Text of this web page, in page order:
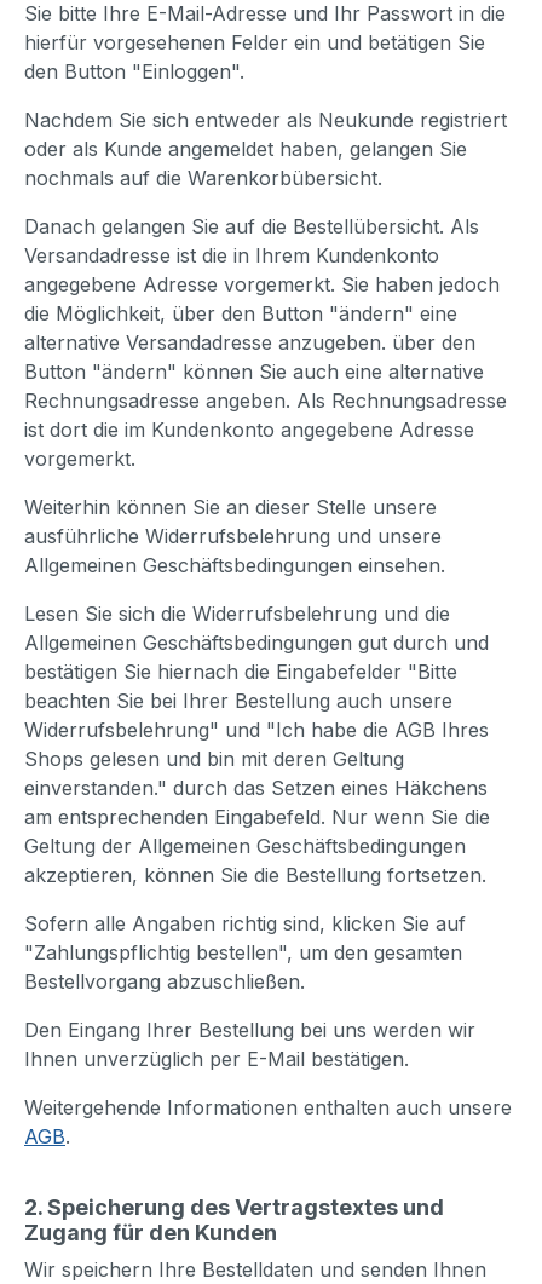
Sie bitte Ihre E-Mail-Adresse und Ihr Passwort in die
hierfür vorgesehenen Felder ein und betätigen Sie
den Button "Einloggen".
Nachdem Sie sich entweder als Neukunde registriert
oder als Kunde angemeldet haben, gelangen Sie
nochmals auf die Warenkorbübersicht.
Danach gelangen Sie auf die Bestellübersicht. Als
Versandadresse ist die in Ihrem Kundenkonto
angegebene Adresse vorgemerkt. Sie haben jedoch
die Möglichkeit, über den Button "ändern" eine
alternative Versandadresse anzugeben. über den
Button "ändern" können Sie auch eine alternative
Rechnungsadresse angeben. Als Rechnungsadresse
ist dort die im Kundenkonto angegebene Adresse
vorgemerkt.
Weiterhin können Sie an dieser Stelle unsere
ausführliche Widerrufsbelehrung und unsere
Allgemeinen Geschäftsbedingungen einsehen.
Lesen Sie sich die Widerrufsbelehrung und die
Allgemeinen Geschäftsbedingungen gut durch und
bestätigen Sie hiernach die Eingabefelder "Bitte
beachten Sie bei Ihrer Bestellung auch unsere
Widerrufsbelehrung" und "Ich habe die AGB Ihres
Shops gelesen und bin mit deren Geltung
einverstanden." durch das Setzen eines Häkchens
am entsprechenden Eingabefeld. Nur wenn Sie die
Geltung der Allgemeinen Geschäftsbedingungen
akzeptieren, können Sie die Bestellung fortsetzen.
Sofern alle Angaben richtig sind, klicken Sie auf
"Zahlungspflichtig bestellen", um den gesamten
Bestellvorgang abzuschließen.
Den Eingang Ihrer Bestellung bei uns werden wir
Ihnen unverzüglich per E-Mail bestätigen.
Weitergehende Informationen enthalten auch unsere
AGB.
2. Speicherung des Vertragstextes und
Zugang für den Kunden
Wir speichern Ihre Bestelldaten und senden Ihnen